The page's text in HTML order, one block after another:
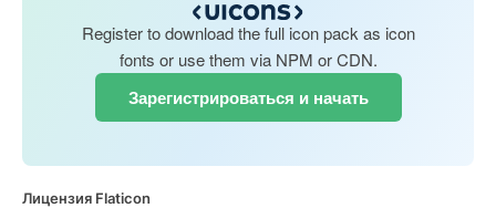
Register to download the full icon pack as icon
fonts or use them via NPM or CDN.
Зарегистрироваться и начать
Лицензия Flaticon